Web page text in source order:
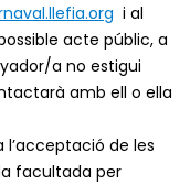
i al
acte públic, a
a no estigui
amb ell o ella
de les
facultada per